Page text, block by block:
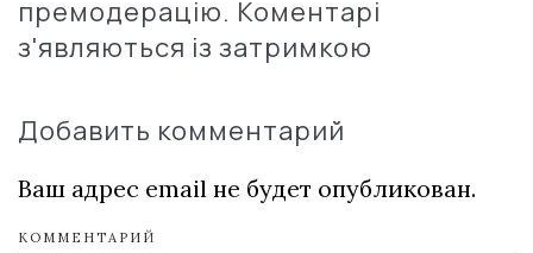
премодерацію. Коментарі
з'являються із затримкою
Добавить комментарий
Ваш адрес email не будет опубликован.
КОММЕНТАРИЙ